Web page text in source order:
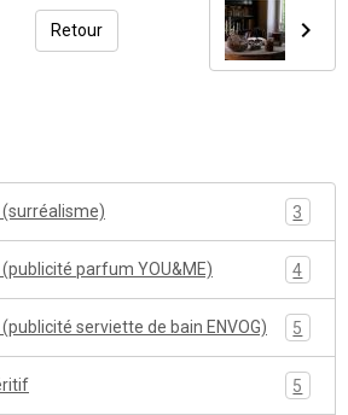
Retour
3
parfum YOU&ME) 4
serviette de bain ENVOG) 5
5